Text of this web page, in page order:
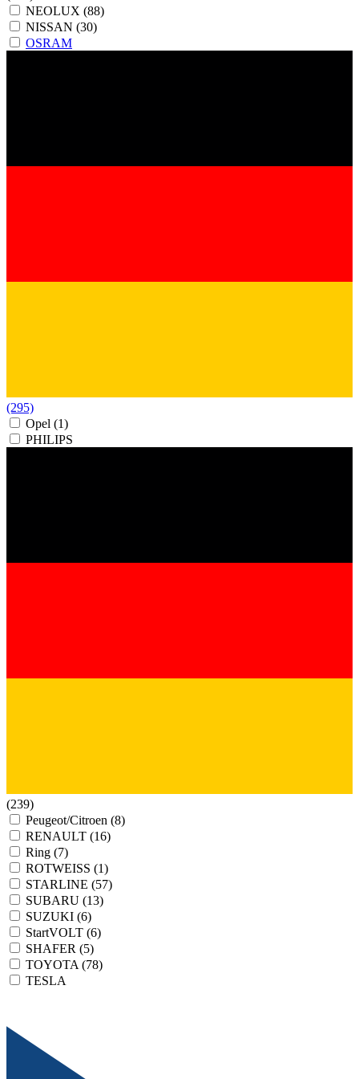
NEOLUX (88)
NISSAN (30)
OSRAM
(295)
Opel (1)
PHILIPS
(239)
Peugeot/Citroen (8)
RENAULT (16)
Ring (7)
ROTWEISS (1)
STARLINE (57)
SUBARU (13)
SUZUKI (6)
StartVOLT (6)
SHAFER (5)
TOYOTA (78)
TESLA